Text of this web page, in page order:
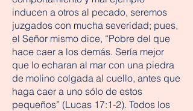
inducen a otros al pecado, seremos
juzgados con mucha severidad; pues,
el Señor mismo dice, “Pobre del que
hace caer a los demás. Sería mejor
que lo echaran al mar con una piedra
de molino colgada al cuello, antes que
haga caer a uno sólo de estos
pequeños” (Lucas 17:1-2). Todos los